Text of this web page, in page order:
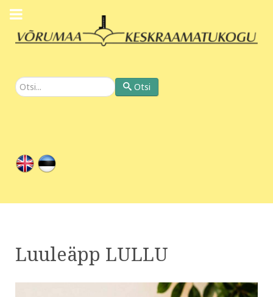
Otsi Otsi
Luuleäpp LULLU